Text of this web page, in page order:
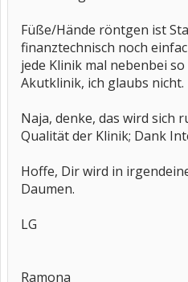
Füße/Hände röntgen ist
finanztechnisch noch
jede Klinik mal nebenbei
Akutklinik, ich glaubs nicht.
Naja, denke, das wird sich
Qualität der Klinik; Dank
Hoffe, Dir wird in
Daumen.
LG
Ramona